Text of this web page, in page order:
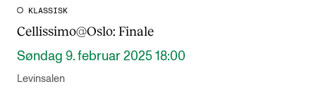
KLASSISK
Cellissimo@Oslo: Finale
Søndag 9. februar 2025 18:00
Levinsalen